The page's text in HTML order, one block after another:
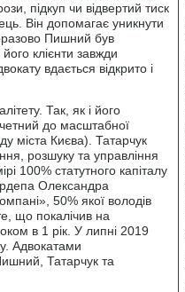
підкуп чи відвертий тиск
Він допомагає уникнути
Пишний був
клієнти завжди
вдається відкрито і
Так, як і його
до масштабної
міста Києва). Татарчук
розшуку та управління
100% статутного капіталу
Олександра
50% якої володів
що покалічив на
в 1 рік. У липні 2019
Адвокатами
Татарчук та